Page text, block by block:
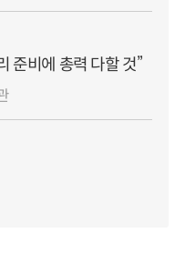
준비에 총력 다할 것”